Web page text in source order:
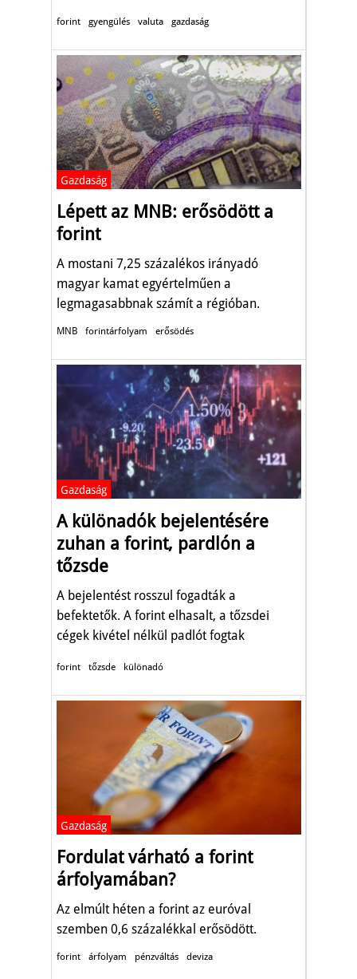
forint gyengülés valuta gazdaság
Gazdaság
Lépett az MNB: erősödött a
forint
A mostani 7,25 százalékos irányadó
magyar kamat egyértelműen a
legmagasabbnak számít a régióban.
MNB forintárfolyam erősödés
Gazdaság
A különadók bejelentésére
zuhan a forint, pardlón a
tőzsde
A bejelentést rosszul fogadták a
befektetők. A forint elhasalt, a tőzsdei
cégek kivétel nélkül padlót fogtak
forint tőzsde különadó
Gazdaság
Fordulat várható a forint
árfolyamában?
Az elmúlt héten a forint az euróval
szemben 0,6 százalékkal erősödött.
forint árfolyam pénzváltás deviza